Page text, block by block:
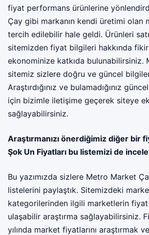
fiyat performans ürünlerine
Çay gibi markanın kendi üretimi olan
tercih edilebilir hale geldi. Ürünleri
sitemizden fiyat bilgileri hakkında
ekonominize katkıda bulunabilirsiniz.
sitemiz sizlere doğru ve güncel
Araştırdığınız ve bulamadığınız
için bizimle iletişime geçerek siteye
sağlayabilirsiniz.
Araştırmanızı önerdiğimiz diğer bir
Şok Un Fiyatları bu listemizi de
Bu yazımızda sizlere Metro Market
listelerini paylaştık. Sitemizdeki
kategorilerinden ilgili marketlerin
ulaşabilir araştırma sağlayabilirsiniz.
yılında market fiyatlarını araştırmak